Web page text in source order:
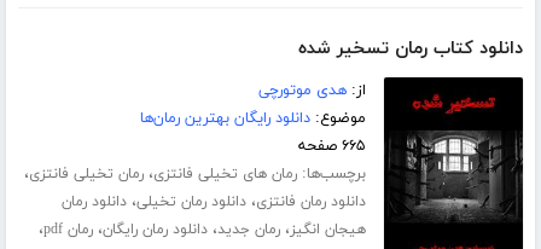
دانلود کتاب رمان تسخیر شده
از:هدی موتورچی
موضوع:دانلود رایگان بهترین رمان‌ها
۶۶۵ صفحه
برچسب‌ها:رمان های تخیلی فانتزی،رمان تخیلی فانتزی،
دانلود رمان فانتزی،دانلود رمان تخیلی،دانلود رمان
هیجان انگیز،رمان جدید،دانلود رمان رایگان،رمان pdf ،